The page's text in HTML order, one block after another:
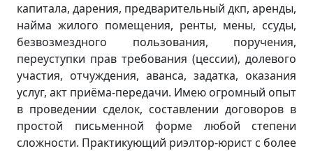
капитала, дарения, предварительный дкп, аренды,
найма жилого помещения, ренты, мены, ссуды,
безвозмездного пользования, поручения,
переуступки прав требования (цессии), долевого
участия, отчуждения, аванса, задатка, оказания
услуг, акт приёма-передачи. Имею огромный опыт
в проведении сделок, составлении договоров в
простой письменной форме любой степени
сложности. Практикующий риэлтор-юрист с более